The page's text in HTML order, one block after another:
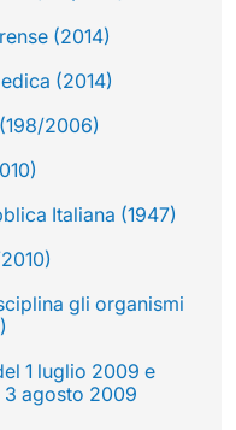
(2014)
(2014)
2006)
Italiana (1947)
gli organismi
1 luglio 2009 e
agosto 2009